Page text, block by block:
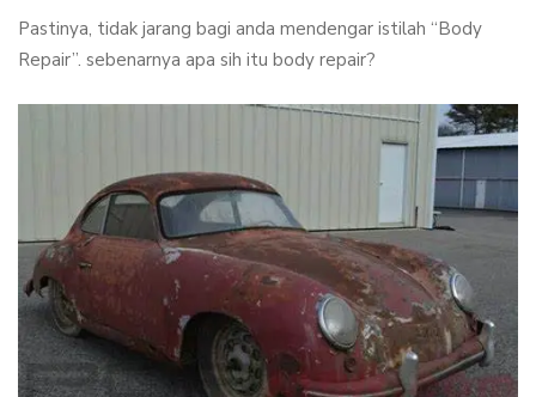
Pastinya, tidak jarang bagi anda mendengar istilah “Body
Repair”. sebenarnya apa sih itu body repair?